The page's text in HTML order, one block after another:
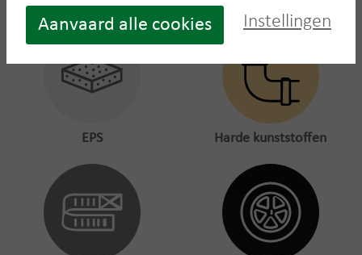
EPS Harde kunststoffen
Aanvaard alle cookies Instellingen